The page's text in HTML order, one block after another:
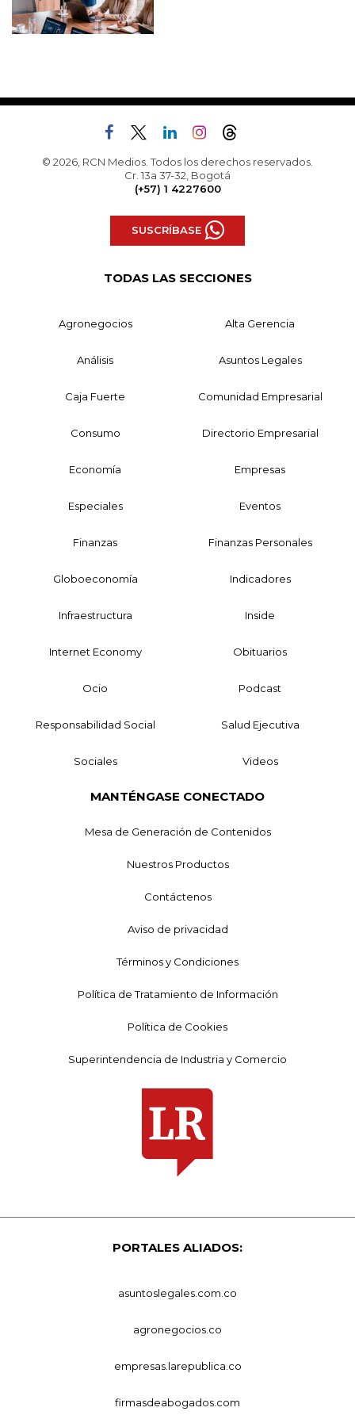
© 2026, RCN Medios. Todos los derechos reservados.
Cr. 13a 37-32, Bogotá
(+57) 1 4227600
SUSCRÍBASE
TODAS LAS SECCIONES
Agronegocios Alta Gerencia
Análisis Asuntos Legales
Caja Fuerte Comunidad Empresarial
Consumo Directorio Empresarial
Economía Empresas
Especiales Eventos
Finanzas Finanzas Personales
Globoeconomía Indicadores
Infraestructura Inside
Internet Economy Obituarios
Ocio Podcast
Responsabilidad Social Salud Ejecutiva
Sociales Videos
MANTÉNGASE CONECTADO
Mesa de Generación de Contenidos
Nuestros Productos
Contáctenos
Aviso de privacidad
Términos y Condiciones
Política de Tratamiento de Información
Política de Cookies
Superintendencia de Industria y Comercio
PORTALES ALIADOS:
asuntoslegales.com.co
agronegocios.co
empresas.larepublica.co
firmasdeabogados.com